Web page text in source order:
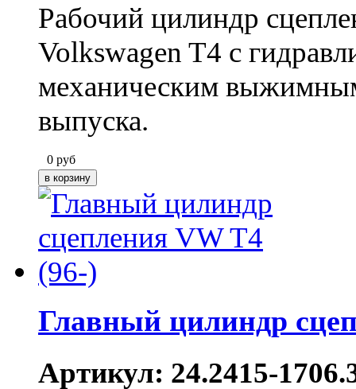
Рабочий цилиндр
Volkswagen T4 с
механическим
выпуска.
0 руб
Главный цилиндр
Артикул: 24.2415-